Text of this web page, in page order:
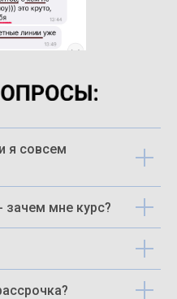
я совсем
мне курс?